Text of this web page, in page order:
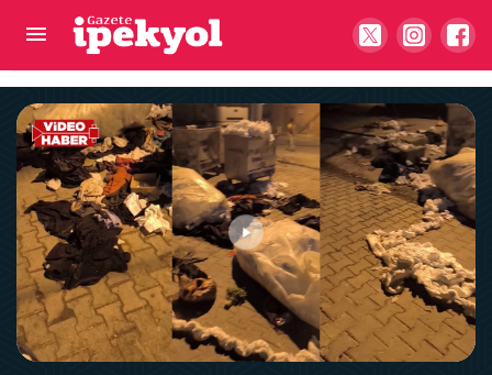
Şanlıurfa tek yürek oldu! Filistin konvoyuna
görkemli karşılama